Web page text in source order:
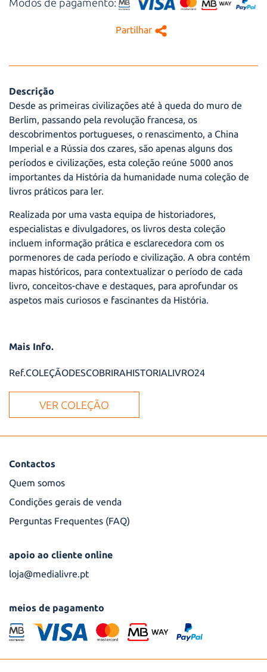
Modos de pagamento:
Partilhar
Descrição
Desde as primeiras civilizações até à queda do muro de
Berlim, passando pela revolução francesa, os
descobrimentos portugueses, o renascimento, a China
Imperial e a Rússia dos czares, são apenas alguns dos
períodos e civilizações, esta coleção reúne 5000 anos
importantes da História da humanidade numa coleção de
livros práticos para ler.
Realizada por uma vasta equipa de historiadores,
especialistas e divulgadores, os livros desta coleção
incluem informação prática e esclarecedora com os
pormenores de cada período e civilização. A obra contém
mapas históricos, para contextualizar o período de cada
livro, conceitos-chave e destaques, para aprofundar os
aspetos mais curiosos e fascinantes da História.
Mais Info.
Ref.COLEÇÃODESCOBRIRAHISTORIALIVRO24
VER COLEÇÃO
Contactos
Quem somos
Condições gerais de venda
Perguntas Frequentes (FAQ)
apoio ao cliente online
loja@medialivre.pt
meios de pagamento